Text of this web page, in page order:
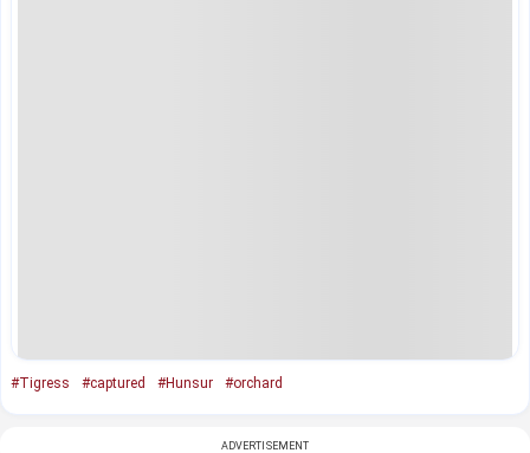
#Tigress #captured #Hunsur #orchard
ADVERTISEMENT